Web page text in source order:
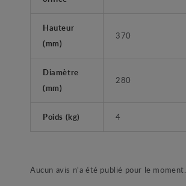
Hauteur
(mm)
370
Diamètre
(mm)
280
Poids (kg) 4
Aucun avis n'a été publié pour le moment.